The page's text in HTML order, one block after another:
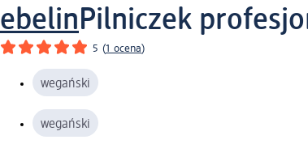
ebelinPilniczek
5 (1 ocena)
wegański
wegański